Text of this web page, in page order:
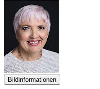
Bildinformationen